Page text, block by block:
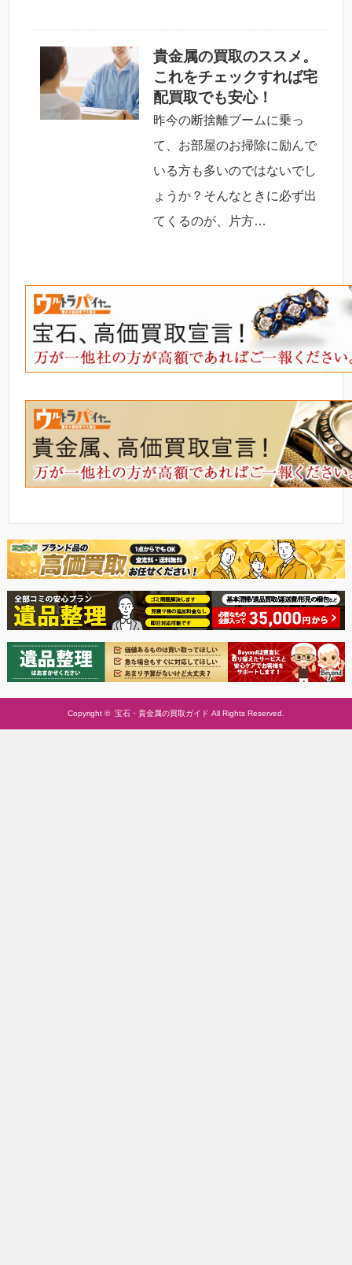
貴金属の買取のススメ。
これをチェックすれば宅
配買取でも安心！
昨今の断捨離ブームに乗っ
て、お部屋のお掃除に励んで
いる方も多いのではないでし
ょうか？そんなときに必ず出
てくるのが、片方…
Copyright © 宝石・貴金属の買取ガイド All Rights Reserved.